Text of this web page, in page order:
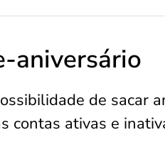
aniversário
de sacar
contas ativas e